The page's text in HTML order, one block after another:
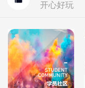
开心好玩